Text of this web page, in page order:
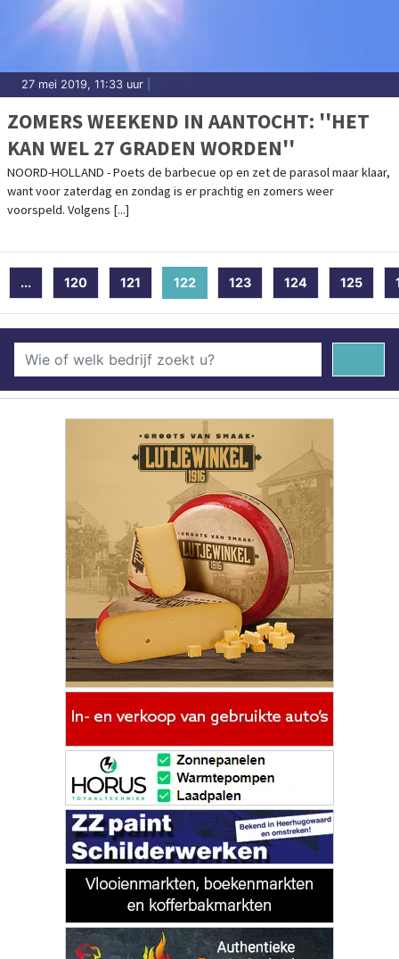
27 mei 2019, 11:33 uur
ZOMERS WEEKEND IN AANTOCHT: ''HET
KAN WEL 27 GRADEN WORDEN''
NOORD-HOLLAND - Poets de barbecue op en zet de parasol maar klaar,
want voor zaterdag en zondag is er prachtig en zomers weer
voorspeld. Volgens [...]
... 120 121 122(current)
123 124 125